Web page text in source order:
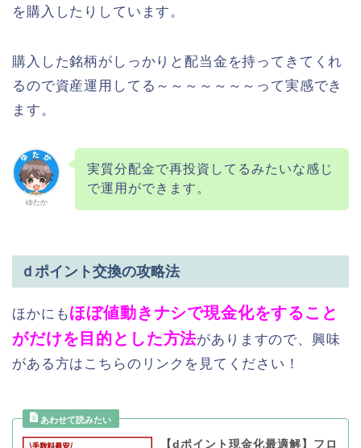
を購入したりしています。
購入した銘柄がしっかりと配当金を持ってきてくれ
るので資産運用してる～～～～～～～って実感でき
ます。
ゆたか
実質分配金で再投資してるみたいな感じ
で運用ができます。
ｄポイント交換の攻略法
ほかにもほぼ値動きナシで現金化をすること
がだけを目的とした方法がありますので、興味
がある方はこちらのリンクを見てください！
【dポイント現金化最適解】フロ